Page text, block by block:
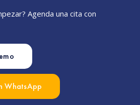
Agenda una cita con
WhatsApp